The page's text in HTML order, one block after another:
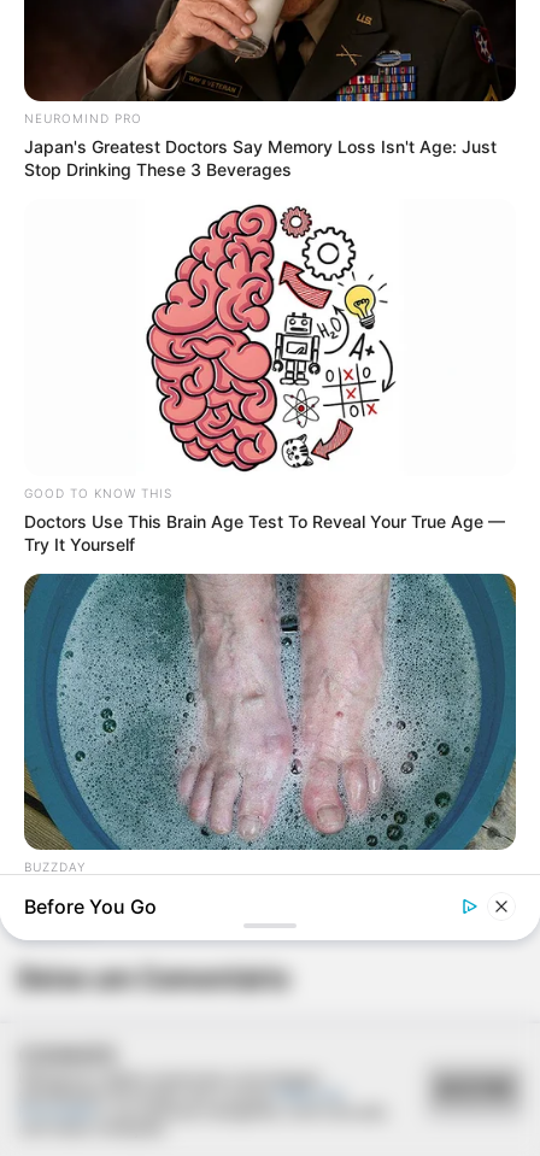
Deixe um Comentário
NEUROMIND PRO
Japan's Greatest Doctors Say Memory Loss Isn't Age: Just
Stop Drinking These 3 Beverages
GOOD TO KNOW THIS
Doctors Use This Brain Age Test To Reveal Your True Age —
Try It Yourself
BUZZDAY
What Happens After A Vinegar Foot Soak
Before You Go